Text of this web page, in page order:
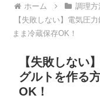
ホーム 調理方
【失敗しない】電気圧
まま冷蔵保存OK！
【失敗しない
グルトを作る
OK！